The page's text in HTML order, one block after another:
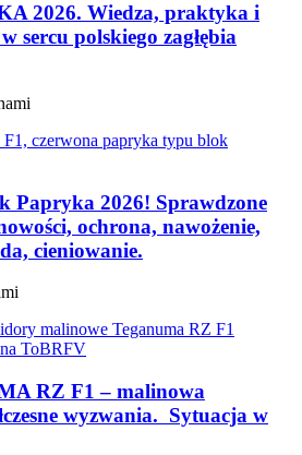
2026. Wiedza, praktyka i
sercu polskiego zagłębia
Papryka 2026! Sprawdzone
ochrona, nawożenie,
cieniowanie.
RZ F1 – malinowa
wyzwania. Sytuacja w